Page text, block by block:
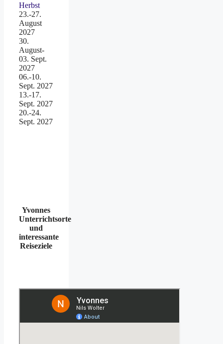
Herbst
23.-27.
August
2027
30.
August-
03. Sept.
2027
06.-10.
Sept. 2027
13.-17.
Sept. 2027
20.-24.
Sept. 2027
Yvonnes
Unterrichtsorte
und
interessante
Reiseziele